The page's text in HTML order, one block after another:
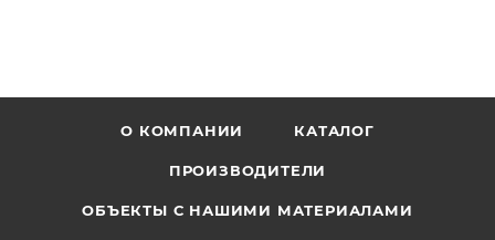
О КОМПАНИИ КАТАЛОГ
ПРОИЗВОДИТЕЛИ
ОБЪЕКТЫ С НАШИМИ МАТЕРИАЛАМИ